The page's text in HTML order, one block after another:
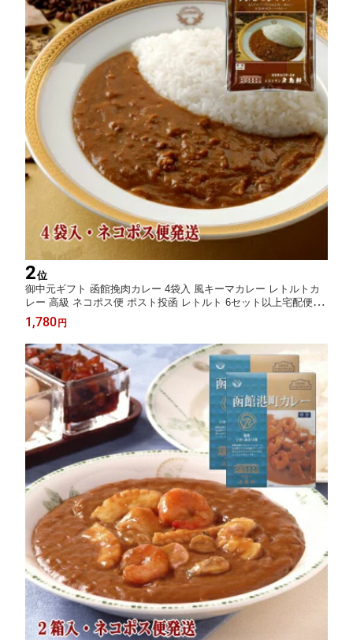
2位
御中元ギフト 函館挽肉カレー 4袋入 風キーマカレー レトルトカ
レー 高級 ネコポス便 ポスト投函 レトルト 6セット以上宅配便 製
造工場直送 キーマ 五島軒 公式
1,780 円